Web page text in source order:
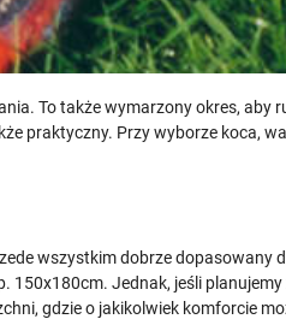
To także wymarzony okres, aby
praktyczny. Przy wyborze koca,
wszystkim dobrze dopasowany
Jednak, jeśli
gdzie o jakikolwiek komforcie